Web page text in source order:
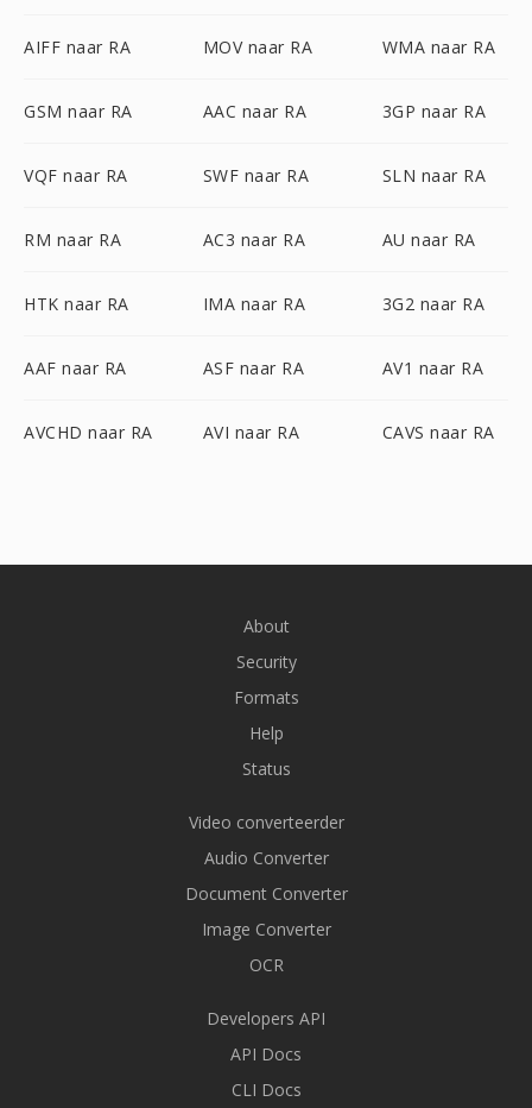
AIFF naar RA MOV naar RA WMA naar RA
GSM naar RA AAC naar RA 3GP naar RA
VQF naar RA SWF naar RA SLN naar RA
RM naar RA AC3 naar RA AU naar RA
HTK naar RA IMA naar RA 3G2 naar RA
AAF naar RA ASF naar RA AV1 naar RA
AVCHD naar RA AVI naar RA CAVS naar RA
About
Security
Formats
Help
Status
Video converteerder
Audio Converter
Document Converter
Image Converter
OCR
Developers API
API Docs
CLI Docs